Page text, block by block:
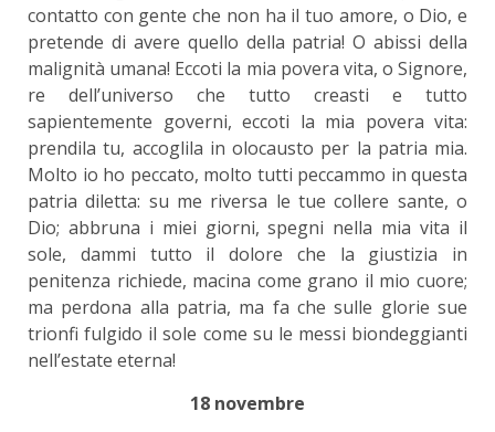
contatto con gente che non ha il tuo amore, o Dio, e
pretende di avere quello della patria! O abissi della
malignità umana! Eccoti la mia povera vita, o Signore,
re dell’universo che tutto creasti e tutto
sapientemente governi, eccoti la mia povera vita:
prendila tu, accoglila in olocausto per la patria mia.
Molto io ho peccato, molto tutti peccammo in questa
patria diletta: su me riversa le tue collere sante, o
Dio; abbruna i miei giorni, spegni nella mia vita il
sole, dammi tutto il dolore che la giustizia in
penitenza richiede, macina come grano il mio cuore;
ma perdona alla patria, ma fa che sulle glorie sue
trionfi fulgido il sole come su le messi biondeggianti
nell’estate eterna!
18 novembre